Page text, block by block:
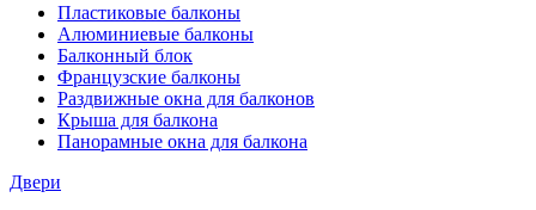
Пластиковые балконы
Алюминиевые балконы
Балконный блок
Французские балконы
Раздвижные окна для балконов
Крыша для балкона
Панорамные окна для балкона
Двери